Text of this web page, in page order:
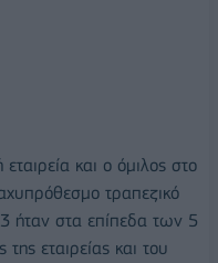
και ο όμιλος στο
τραπεζικό
ήταν στα επίπεδα των 5
εταιρείας και του